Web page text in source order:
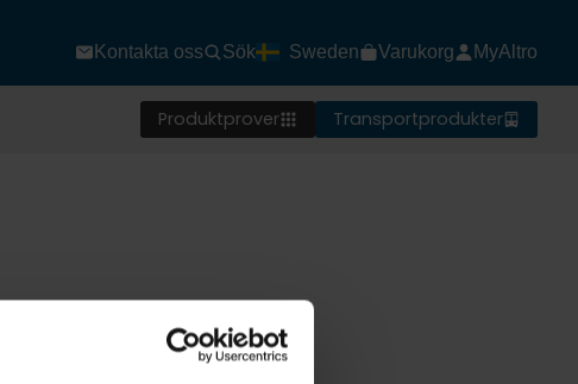
Kontakta oss Sök Sweden Varukorg MyAltro
Produktprover Transportprodukter